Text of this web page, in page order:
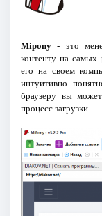
Mipony- это
контенту на самых
его на своем
интуитивно
браузеру вы
процесс загрузки.